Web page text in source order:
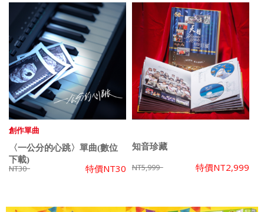
創作單曲
〈一公分的心跳〉單曲(數位
下載)
NT30 特價NT30
知音珍藏
NT5,999 特價NT2,999